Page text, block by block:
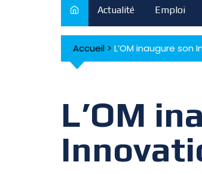
Actualité Emploi
Accueil > L’OM inaugure son
L’OM